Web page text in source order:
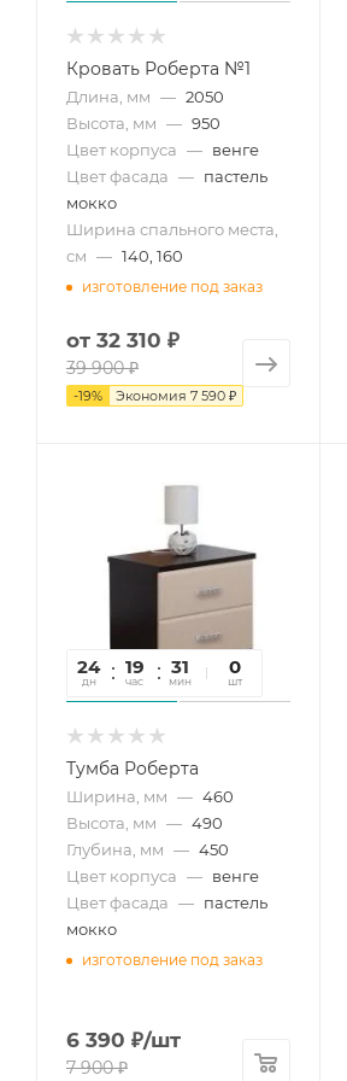
Кровать Роберта №1
Длина, мм — 2050
Высота, мм — 950
Цвет корпуса — венге
Цвет фасада — пастель
мокко
Ширина спального места,
см — 140, 160
изготовление под заказ
от 32 310 ₽
39 900 ₽
-19% Экономия 7 590 ₽
24
дн
19
час
31
мин
56
сек
0
шт
Тумба Роберта
Ширина, мм — 460
Высота, мм — 490
Глубина, мм — 450
Цвет корпуса — венге
Цвет фасада — пастель
мокко
изготовление под заказ
6 390 ₽/шт
7 900₽